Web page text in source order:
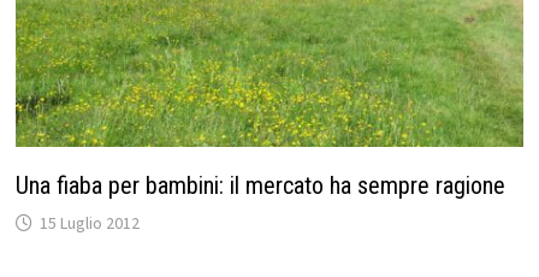
Una fiaba per bambini: il mercato ha sempre ragione
15 Luglio 2012